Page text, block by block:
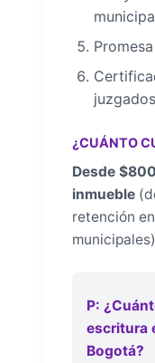
¿CUÁNTO
Desde
inmueble
retención
municipales)
P:
escritura
Bogotá?